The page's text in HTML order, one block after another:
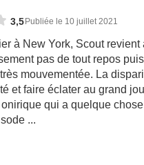
3,5 Publiée le 10 juillet 2021
à New York, Scout
pas de tout repos
mouvementée. La
et faire éclater au grand
onirique qui a quelque
...